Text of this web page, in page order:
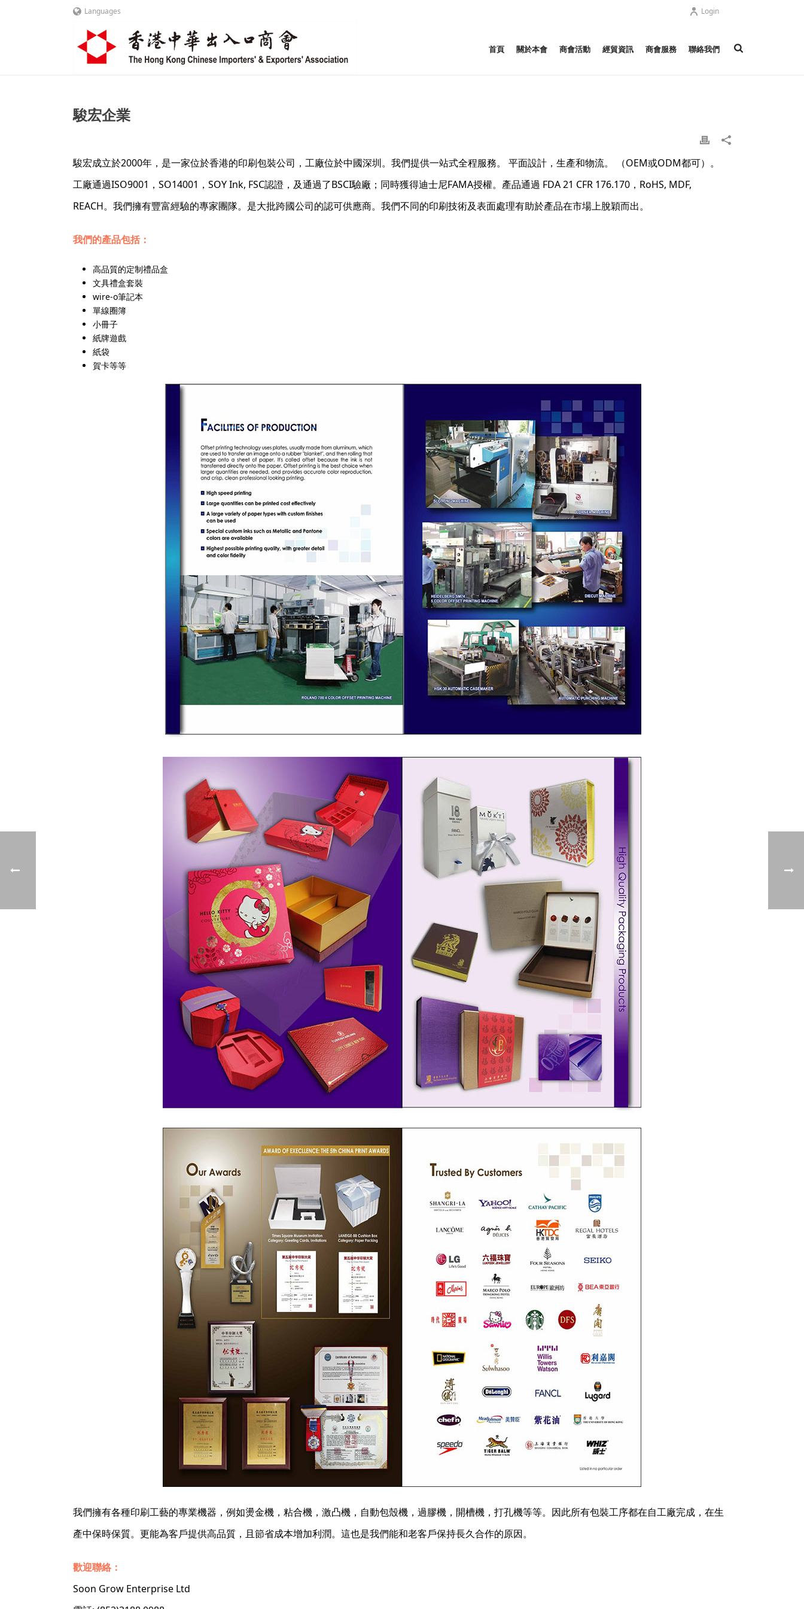
Languages Login
首頁 關於本會 商會活動 經貿資訊 商會服務 聯絡我們
駿宏企業
駿宏成立於2000年，是一家位於香港的印刷包裝公司，工廠位於中國深圳。我們提供一站式全程服務。 平面設計，生產和物流。 （OEM或ODM都可）。
工廠通過ISO9001，SO14001，SOY Ink, FSC認證，及通過了BSCI驗廠；同時獲得迪士尼FAMA授權。產品通過 FDA 21 CFR 176.170，RoHS, MDF,
REACH。我們擁有豐富經驗的專家團隊。是大批跨國公司的認可供應商。我們不同的印刷技術及表面處理有助於產品在市場上脫穎而出。
我們的產品包括：
高品質的定制禮品盒
文具禮盒套裝
wire-o筆記本
單線圈簿
小冊子
紙牌遊戲
紙袋
賀卡等等
我們擁有各種印刷工藝的專業機器，例如燙金機，粘合機，激凸機，自動包殼機，過膠機，開槽機，打孔機等等。因此所有包裝工序都在自工廠完成，在生
產中保時保質。更能為客戶提供高品質，且節省成本增加利潤。這也是我們能和老客戶保持長久合作的原因。
歡迎聯絡：
Soon Grow Enterprise Ltd